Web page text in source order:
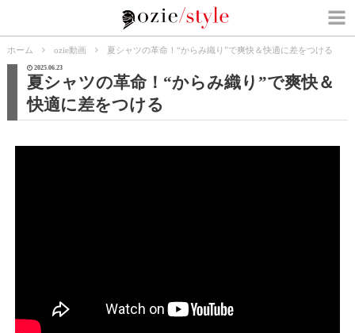
ホーム ozie動画 夏シャツの革命！“からみ織り”で爽快＆快適に差をつける
2025.06.23
夏シャツの革命！“からみ織り”で爽快＆
快適に差をつける